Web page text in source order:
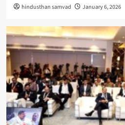
hindusthan samvad January 6, 2026